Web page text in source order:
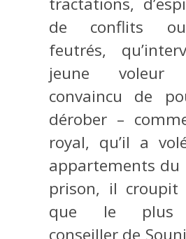
de conflits
feutrés,
jeune voleur
convaincu de
dérober –
royal, qu’il a
appartements du
prison, il croupit
que le plus